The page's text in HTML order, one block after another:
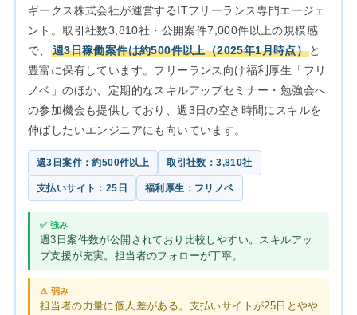
ギークス株式会社が運営するITフリーランス専門エージェ
ント。取引社数3,810社・公開案件7,000件以上の規模感
で、
週3日稼働案件は約500件以上（2025年1月時点） と
豊富に保有しています。フリーランス向け福利厚生「フリ
ノベ」のほか、定期的なスキルアップセミナー・勉強会へ
の参加機会も提供しており、週3日の空き時間にスキルを
伸ばしたいエンジニアにも向いています。
週3日案件：約500件以上 取引社数：3,810社
支払いサイト：25日 福利厚生：フリノベ
✅ 強み
週3日案件数が公開されており比較しやすい。スキルアッ
プ支援が充実。担当者のフォローが丁寧。
⚠ 弱み
担当者の力量に個人差がある。支払いサイトが25日とやや